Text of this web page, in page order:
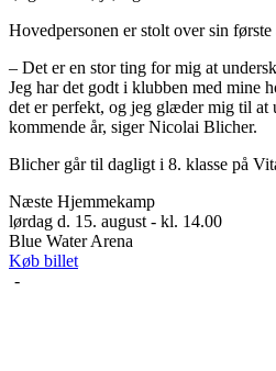
Hovedpersonen er stolt over sin første
– Det er en stor ting for mig at
Jeg har det godt i klubben med mine
det er perfekt, og jeg glæder mig til
kommende år, siger Nicolai Blicher.
Blicher går til dagligt i 8. klasse på
Næste Hjemmekamp
lørdag d. 15. august - kl. 14.00
Blue Water Arena
Køb billet
-